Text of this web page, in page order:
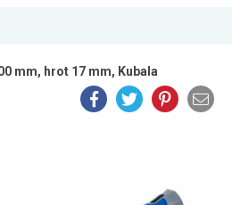
mm, hrot 17 mm, Kubala